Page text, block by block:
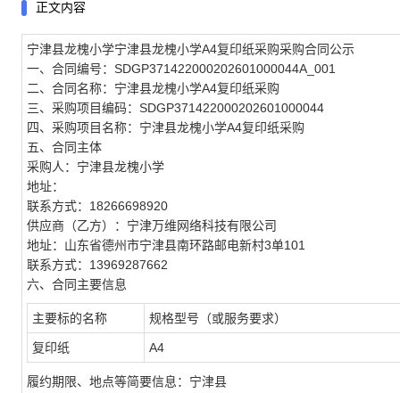
正文内容
宁津县龙槐小学宁津县龙槐小学A4复印纸采购采购合同公示
一、合同编号：SDGP371422000202601000044A_001
二、合同名称：宁津县龙槐小学A4复印纸采购
三、采购项目编码：SDGP371422000202601000044
四、采购项目名称：宁津县龙槐小学A4复印纸采购
五、合同主体
采购人：宁津县龙槐小学
地址：
联系方式：18266698920
供应商（乙方）：宁津万维网络科技有限公司
地址：山东省德州市宁津县南环路邮电新村3单101
联系方式：13969287662
六、合同主要信息
主要标的名称 规格型号（或服务要求）
复印纸 A4
履约期限、地点等简要信息：宁津县